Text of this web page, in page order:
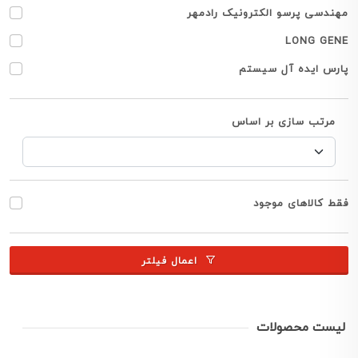
مهندسی پرسو الکترونیک رادمهر
LONG GENE
پارس ایده آل سیستم
مرتب سازی بر اساس
فقط کالاهای موجود
اعمال فیلتر
لیست محصولات